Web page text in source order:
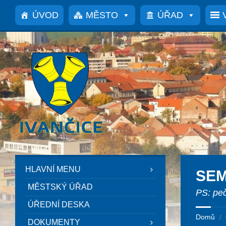
Přeskočit
obsah
Přeskočit
panel
Přeskočit
pravý
panel
Přeskočit
patičku
ÚVOD MĚSTO ÚŘAD
PS:
Domů /
HLAVNÍ MENU
MĚSTSKÝ ÚŘAD
ÚŘEDNÍ DESKA
DOKUMENTY